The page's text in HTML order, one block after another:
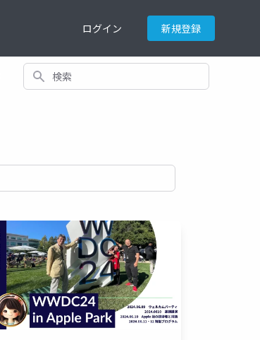
ログイン 新規登録
検索